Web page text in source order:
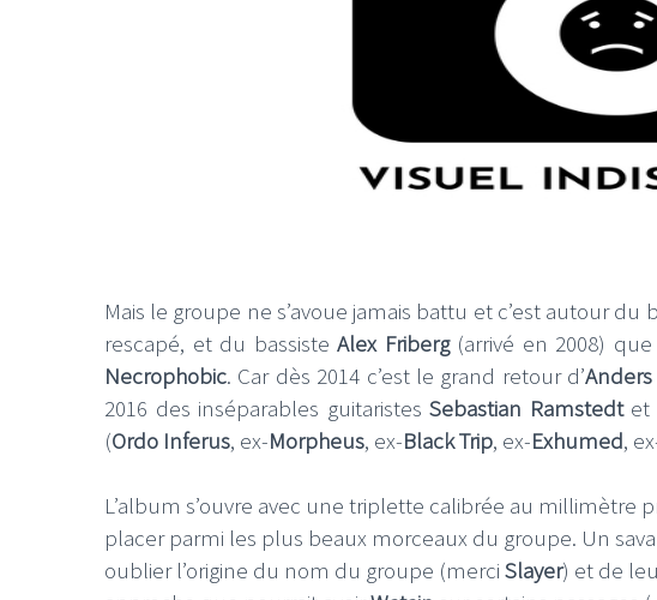
Mais le groupe ne s’avoue jamais battu et c’est autour du
rescapé, et du bassiste Alex Friberg(arrivé en 2008)
Necrophobic. Car dès 2014 c’est le grand retour d’
2016 des inséparables guitaristesSebastian Ramstedt
(Ordo Inferus, ex-Morpheus, ex-Black Trip, ex-Exhumed,
L’album s’ouvre avec une triplette calibrée au millimètre
placer parmi les plus beaux morceaux du groupe. Un
oublier l’origine du nom du groupe (merci Slayer) et de